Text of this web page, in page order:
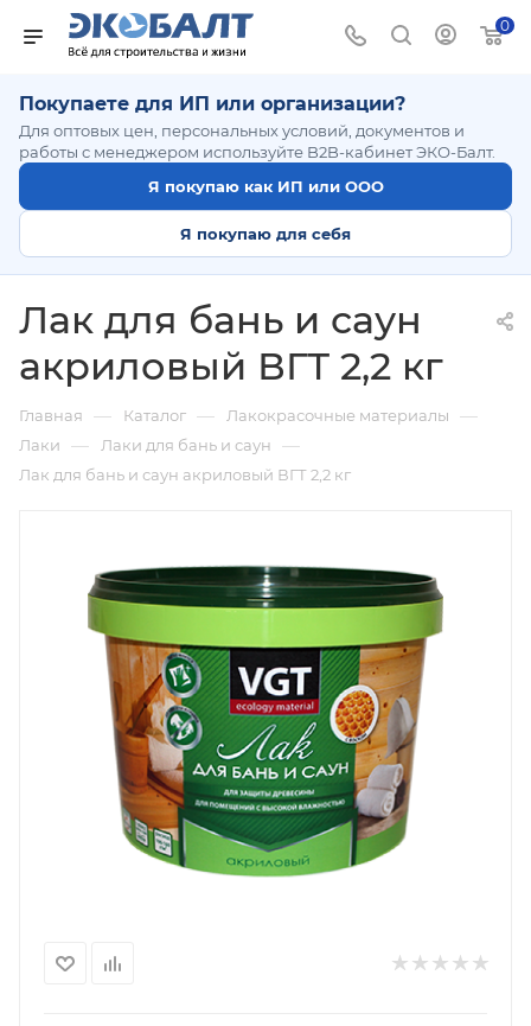
0
Покупаете для ИП или организации?
Для оптовых цен, персональных условий, документов и
работы с менеджером используйте B2B-кабинет ЭКО-Балт.
Я покупаю как ИП или ООО
Я покупаю для себя
Лак для бань и саун
акриловый ВГТ 2,2 кг
Главная — Каталог — Лакокрасочные материалы —
Лаки — Лаки для бань и саун —
Лак для бань и саун акриловый ВГТ 2,2 кг